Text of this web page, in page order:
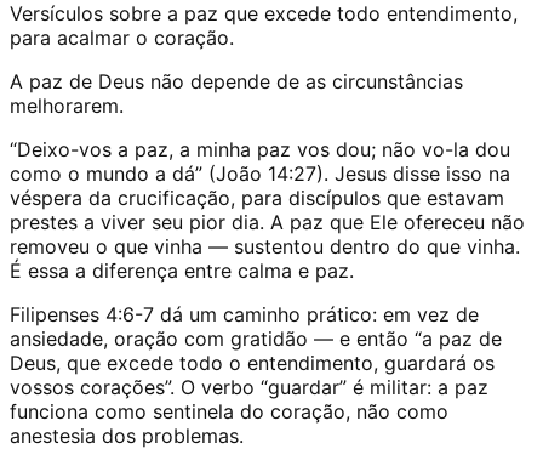
Versículos sobre a paz que excede todo entendimento,
para acalmar o coração.
A paz de Deus não depende de as circunstâncias
melhorarem.
“Deixo-vos a paz, a minha paz vos dou; não vo-la dou
como o mundo a dá” (João 14:27). Jesus disse isso na
véspera da crucificação, para discípulos que estavam
prestes a viver seu pior dia. A paz que Ele ofereceu não
removeu o que vinha — sustentou dentro do que vinha.
É essa a diferença entre calma e paz.
Filipenses 4:6-7 dá um caminho prático: em vez de
ansiedade, oração com gratidão — e então “a paz de
Deus, que excede todo o entendimento, guardará os
vossos corações”. O verbo “guardar” é militar: a paz
funciona como sentinela do coração, não como
anestesia dos problemas.